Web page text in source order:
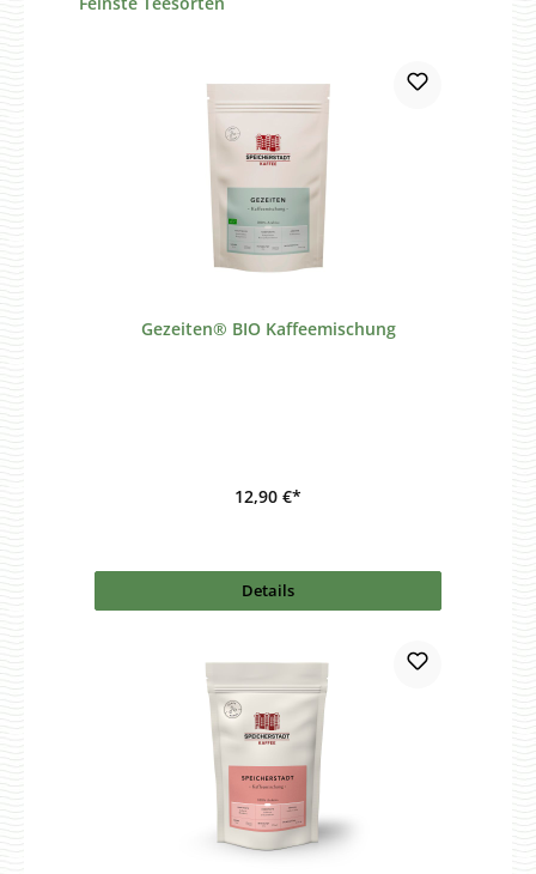
Gezeiten® BIO Kaffeemischung
12,90 €*
Details